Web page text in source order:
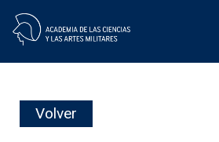
content
Volver